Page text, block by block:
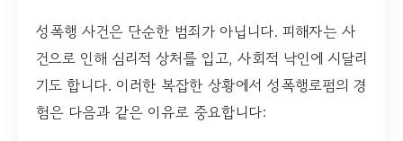
성폭행 사건은 단순한 범죄가 아닙니다. 피해자는 사
건으로 인해 심리적 상처를 입고, 사회적 낙인에 시달리
기도 합니다. 이러한 복잡한 상황에서 성폭행로펌의 경
험은 다음과 같은 이유로 중요합니다: